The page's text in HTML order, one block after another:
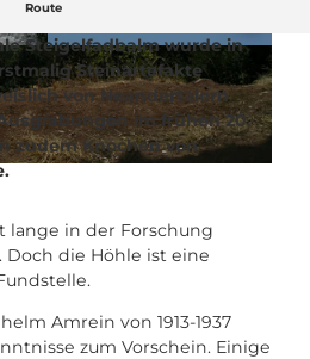
© Gäste-Service Rigi
Route
Steigelfadbalm wurde in
Steinartefakte
von Neandertalern
im frühen 20.
zudem Knochen von
lange in der Forschung
die Höhle ist eine
Amrein von 1913-1937
zum Vorschein. Einige